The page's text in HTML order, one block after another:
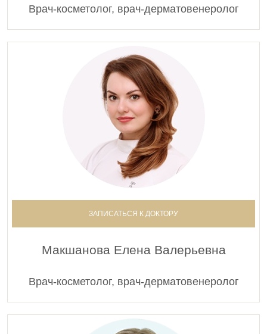
Врач-косметолог, врач-дерматовенеролог
ЗАПИСАТЬСЯ К ДОКТОРУ
Макшанова Елена Валерьевна
Врач-косметолог, врач-дерматовенеролог